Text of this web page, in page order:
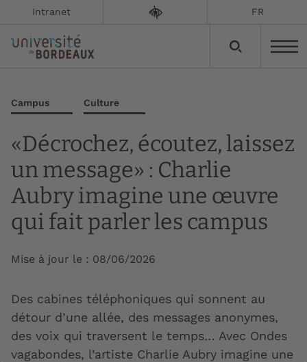
Intranet FR
Campus Culture
«Décrochez, écoutez, laissez
un message» : Charlie
Aubry imagine une œuvre
qui fait parler les campus
Mise à jour le : 08/06/2026
Des cabines téléphoniques qui sonnent au
détour d’une allée, des messages anonymes,
des voix qui traversent le temps… Avec Ondes
vagabondes, l’artiste Charlie Aubry imagine une